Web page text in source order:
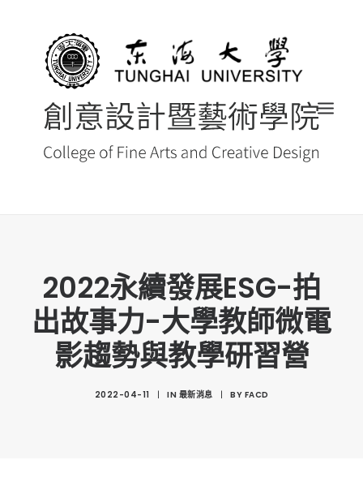
最新消息 NEWS
創藝院簡介
系所導覽
創意科技與藝術跨域學分學程
光點計畫智慧設計班
2022永續發展ESG-拍
出故事力-大學教師微電
影趨勢與教學研習營
2022-04-11 | IN 最新消息 | BY FACD